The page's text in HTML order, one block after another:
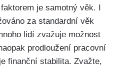
je samotný věk. I
za standardní věk
lidí zvažuje možnost
prodloužení pracovní
finanční stabilita. Zvažte,